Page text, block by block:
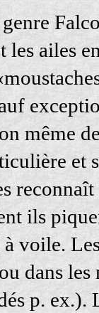
genre
les ailes
même
et
ils
voile.
dans
p. ex.).